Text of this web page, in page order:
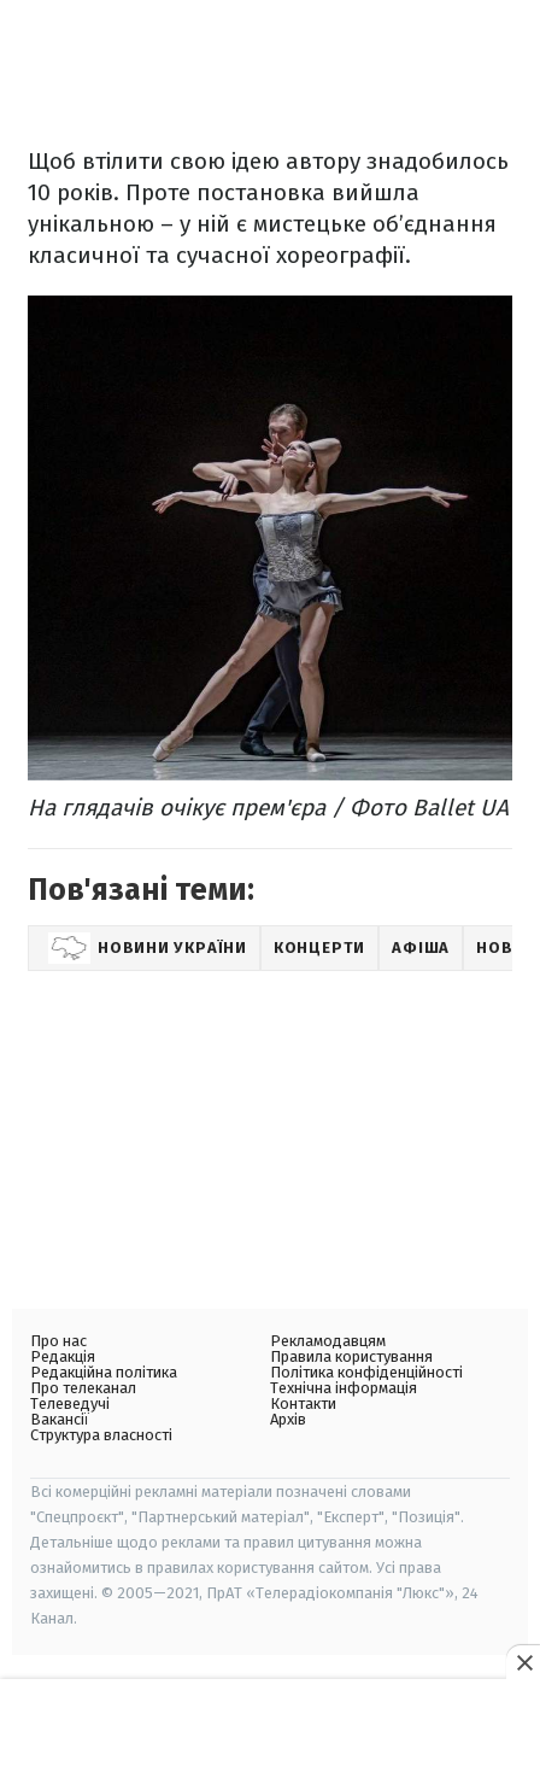
Щоб втілити свою ідею автору знадобилось
10 років. Проте постановка вийшла
унікальною – у ній є мистецьке об’єднання
класичної та сучасної хореографії.
На глядачів очікує прем'єра / Фото Ballet UA
Пов'язані теми:
НОВИНИ УКРАЇНИ КОНЦЕРТИ АФІША
Про нас
Редакція
Редакційна політика
Про телеканал
Телеведучі
Вакансії
Структура власності
Рекламодавцям
Правила користування
Політика конфіденційності
Технічна інформація
Контакти
Архів
Всі комерційні рекламні матеріали позначені словами
"Спецпроєкт", "Партнерський матеріал", "Експерт", "Позиція".
Детальніше щодо реклами та правил цитування можна
ознайомитись в правилах користування сайтом. Усі права
захищені. © 2005—2021, ПрАТ «Телерадіокомпанія "Люкс"», 24
Канал.